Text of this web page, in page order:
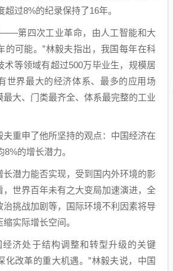
过8%的纪录保持了16年。
——第四次工业革命，由人工智能和大
的可能。”林毅夫指出，我国每年在科
术等领域有超过500万毕业生，规模居
世界最大的经济体系、最多的应用场
大、门类最齐全、体系最完整的工业
重申了他所坚持的观点：中国经济在
的增长潜力。
潜力能否实现，受到国内外环境的影
，世界百年未有之大变局加速演进，全
治挑战加剧等，国际环境不利因素将导
实际增长空间。
经济处于结构调整和转型升级的关键
化改革的重大机遇。”林毅夫说，中国